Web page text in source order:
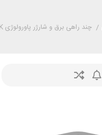
/ چند راهی برق و شارژر پاورولوژی Powerology PWCUQC025-BK دارای 17 پورت